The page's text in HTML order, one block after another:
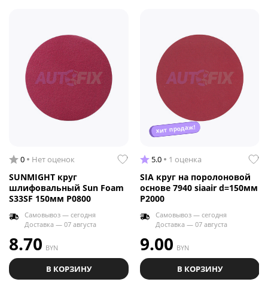
0 Нет оценок
SUNMIGHT круг
шлифовальный Sun Foam
S33SF 150мм P0800
Самовывоз — сегодня
Доставка — 07 августа
8.70 BYN
В КОРЗИНУ
хит продаж!
5.0 1 оценка
SIA круг на поролоновой
основе 7940 siaair d=150мм
Р2000
Самовывоз — сегодня
Доставка — 07 августа
9.00 BYN
В КОРЗИНУ